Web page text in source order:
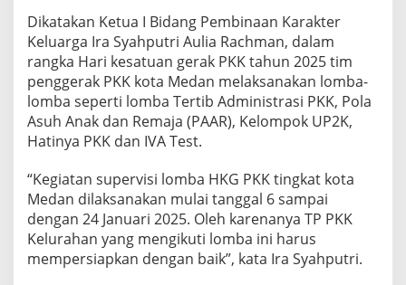
e
u
r
a
h
a
n
G
n
g
B
u
n
t
Dikatakan Ketua I Bidang Pembinaan Karakter
Keluarga Ira Syahputri Aulia Rachman, dalam
rangka Hari kesatuan gerak PKK tahun 2025 tim
penggerak PKK kota Medan melaksanakan lomba-
lomba seperti lomba Tertib Administrasi PKK, Pola
Asuh Anak dan Remaja (PAAR), Kelompok UP2K,
Hatinya PKK dan IVA Test.
“Kegiatan supervisi lomba HKG PKK tingkat kota
Medan dilaksanakan mulai tanggal 6 sampai
dengan 24 Januari 2025. Oleh karenanya TP PKK
Kelurahan yang mengikuti lomba ini harus
mempersiapkan dengan baik”, kata Ira Syahputri.